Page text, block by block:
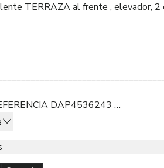
bodega, gimnasio y mantenimiento.&nbsp;
DAP4536243
ilustrativas y deben de corroborarse
de los inmuebles.
la presente información NO